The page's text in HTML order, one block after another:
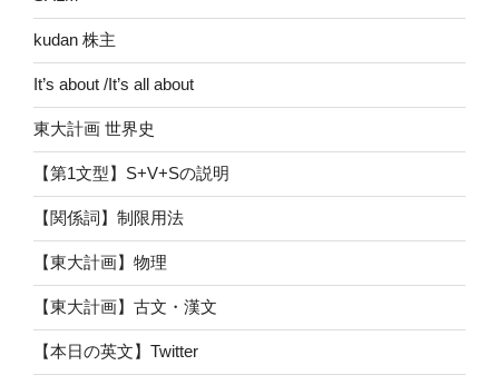
kudan 株主
It’s about /It’s all about
東大計画 世界史
【第1文型】S+V+Sの説明
【関係詞】制限用法
【東大計画】物理
【東大計画】古文・漢文
【本日の英文】Twitter